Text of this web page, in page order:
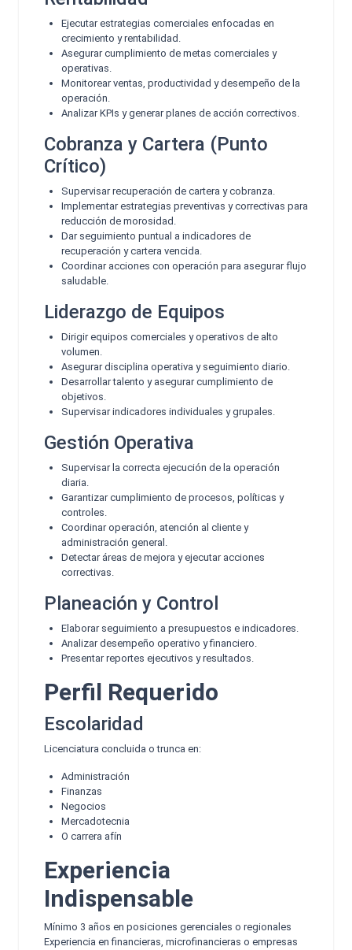
Ejecutar estrategias comerciales enfocadas en
crecimiento y rentabilidad.
Asegurar cumplimiento de metas comerciales y
operativas.
Monitorear ventas, productividad y desempeño de la
operación.
Analizar KPIs y generar planes de acción correctivos.
Cobranza y Cartera (Punto
Crítico)
Supervisar recuperación de cartera y cobranza.
Implementar estrategias preventivas y correctivas para
reducción de morosidad.
Dar seguimiento puntual a indicadores de
recuperación y cartera vencida.
Coordinar acciones con operación para asegurar flujo
saludable.
Liderazgo de Equipos
Dirigir equipos comerciales y operativos de alto
volumen.
Asegurar disciplina operativa y seguimiento diario.
Desarrollar talento y asegurar cumplimiento de
objetivos.
Supervisar indicadores individuales y grupales.
Gestión Operativa
Supervisar la correcta ejecución de la operación
diaria.
Garantizar cumplimiento de procesos, políticas y
controles.
Coordinar operación, atención al cliente y
administración general.
Detectar áreas de mejora y ejecutar acciones
correctivas.
Planeación y Control
Elaborar seguimiento a presupuestos e indicadores.
Analizar desempeño operativo y financiero.
Presentar reportes ejecutivos y resultados.
Perfil Requerido
Escolaridad
Licenciatura concluida o trunca en:
Administración
Finanzas
Negocios
Mercadotecnia
O carrera afín
Experiencia
Indispensable
Mínimo 3 años en posiciones gerenciales o regionales
Experiencia en financieras, microfinancieras o empresas